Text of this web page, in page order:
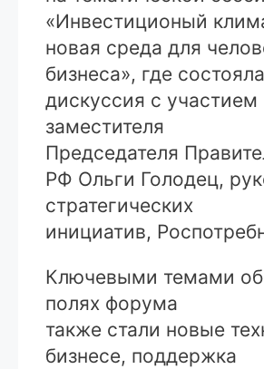
«Инвестиционый
новая среда для
бизнеса», где
дискуссия с участием
заместителя
Председателя
РФ Ольги Голодец,
стратегических
инициатив,
Ключевыми темами
полях форума
также стали новые
бизнесе, поддержка